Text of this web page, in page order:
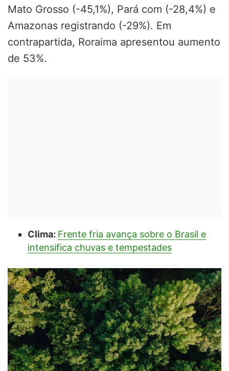
Mato Grosso (-45,1%), Pará com (-28,4%) e
Amazonas registrando (-29%). Em
contrapartida, Roraima apresentou aumento
de 53%.
Clima: Frente fria avança sobre o Brasil e
intensifica chuvas e tempestades